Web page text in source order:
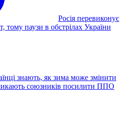
Росія перевиконує
тому паузи в обстрілах України
знають, як зима може змінити
союзників посилити ППО